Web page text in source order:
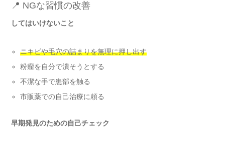
📍 NGな習慣の改善
してはいけないこと
ニキビや毛穴の詰まりを無理に押し出す
粉瘤を自分で潰そうとする
不潔な手で患部を触る
市販薬での自己治療に頼る
早期発見のための自己チェック